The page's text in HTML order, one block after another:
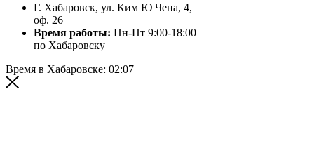
Г. Хабаровск, ул. Ким Ю Чена, 4,
оф. 26
Время работы: Пн-Пт 9:00-18:00
по Хабаровску
Время в Хабаровске: 02:07